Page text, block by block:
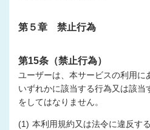
第５章 禁止行為
第15条（禁止行為）
ユーザーは、本サービスの利用に
いずれかに該当する行為又は該当
をしてはなりません。
(1) 本利用規約又は法令に違反す